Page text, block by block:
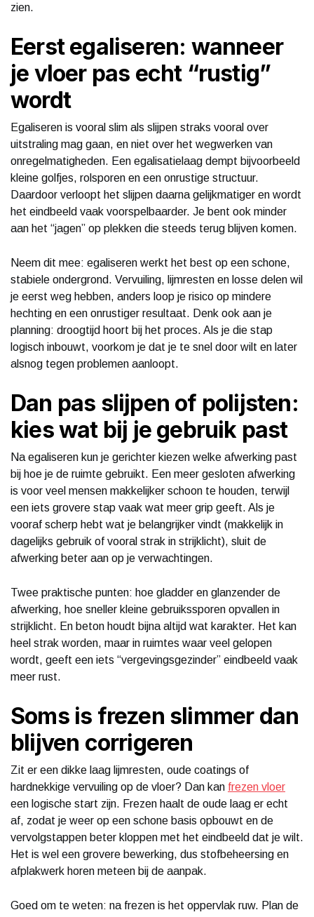
zien.
Eerst egaliseren: wanneer
je vloer pas echt “rustig”
wordt
Egaliseren is vooral slim als slijpen straks vooral over
uitstraling mag gaan, en niet over het wegwerken van
onregelmatigheden. Een egalisatielaag dempt bijvoorbeeld
kleine golfjes, rolsporen en een onrustige structuur.
Daardoor verloopt het slijpen daarna gelijkmatiger en wordt
het eindbeeld vaak voorspelbaarder. Je bent ook minder
aan het “jagen” op plekken die steeds terug blijven komen.
Neem dit mee: egaliseren werkt het best op een schone,
stabiele ondergrond. Vervuiling, lijmresten en losse delen wil
je eerst weg hebben, anders loop je risico op mindere
hechting en een onrustiger resultaat. Denk ook aan je
planning: droogtijd hoort bij het proces. Als je die stap
logisch inbouwt, voorkom je dat je te snel door wilt en later
alsnog tegen problemen aanloopt.
Dan pas slijpen of polijsten:
kies wat bij je gebruik past
Na egaliseren kun je gerichter kiezen welke afwerking past
bij hoe je de ruimte gebruikt. Een meer gesloten afwerking
is voor veel mensen makkelijker schoon te houden, terwijl
een iets grovere stap vaak wat meer grip geeft. Als je
vooraf scherp hebt wat je belangrijker vindt (makkelijk in
dagelijks gebruik of vooral strak in strijklicht), sluit de
afwerking beter aan op je verwachtingen.
Twee praktische punten: hoe gladder en glanzender de
afwerking, hoe sneller kleine gebruikssporen opvallen in
strijklicht. En beton houdt bijna altijd wat karakter. Het kan
heel strak worden, maar in ruimtes waar veel gelopen
wordt, geeft een iets “vergevingsgezinder” eindbeeld vaak
meer rust.
Soms is frezen slimmer dan
blijven corrigeren
Zit er een dikke laag lijmresten, oude coatings of
hardnekkige vervuiling op de vloer? Dan kan frezen vloer
een logische start zijn. Frezen haalt de oude laag er echt
af, zodat je weer op een schone basis opbouwt en de
vervolgstappen beter kloppen met het eindbeeld dat je wilt.
Het is wel een grovere bewerking, dus stofbeheersing en
afplakwerk horen meteen bij de aanpak.
Goed om te weten: na frezen is het oppervlak ruw. Plan de